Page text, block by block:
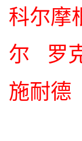
科尔
尔 罗
施耐